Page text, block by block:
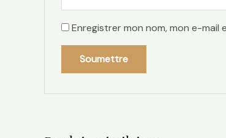
Enregistrer mon nom, mon e-